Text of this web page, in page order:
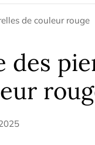
de couleur rouge
des